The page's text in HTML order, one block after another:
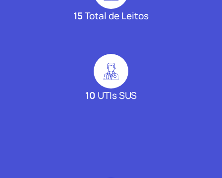
15Total de Leitos
10 UTIs SUS